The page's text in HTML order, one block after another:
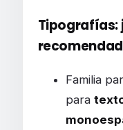
Tipografías:
Familia
para